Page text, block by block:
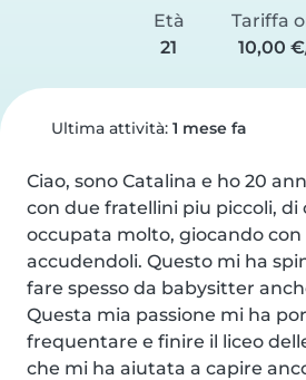
Età
21
Tariffa
10,00
Ultima attività: 1 mese fa
Ciao, sono Catalina e ho 20
con due fratellini piu piccoli, di
occupata molto, giocando con
accudendoli. Questo mi ha
fare spesso da babysitter
Questa mia passione mi ha
frequentare e finire il liceo
che mi ha aiutata a capire